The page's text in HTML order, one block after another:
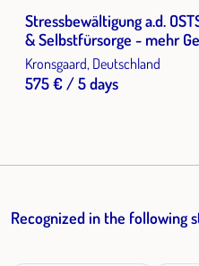
Stressbewältigung a.d.
& Selbstfürsorge - mehr
den (Berufs-)Alltag
Kronsgaard, Deutschland
575 € / 5 days
Recognized in the following